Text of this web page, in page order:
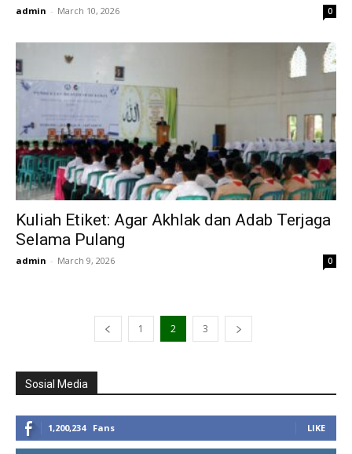
admin - March 10, 2026 0
Kuliah Etiket: Agar Akhlak dan Adab Terjaga
Selama Pulang
admin - March 9, 2026 0
1 2 3
Sosial Media
1,200,234 Fans LIKE